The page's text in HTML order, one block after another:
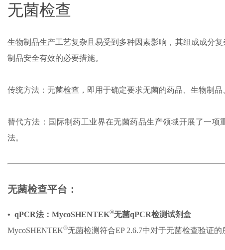
无菌检查
生物制品生产工艺复杂且易受到多种因素影响，其组成成分
制品安全有效的必要措施。
传统方法：无菌检查，即用于确定要求无菌的药品、生物制
替代方法：国际制药工业界在无菌药品生产领域开展了一项
法。
无菌检查平台：
• qPCR法： MycoSHENTEK®无菌qPCR检测试剂盒
MycoSHENTEK®无菌检测符合EP 2.6.7中对于无菌检查验证
段
品
控